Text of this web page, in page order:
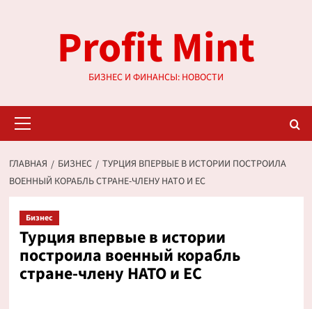
содержимомуProfit Mint
БИЗНЕС И ФИНАНСЫ: НОВОСТИ
меню
ГЛАВНАЯ БИЗНЕС
ТУРЦИЯ ВПЕРВЫЕ В ИСТОРИИ ПОСТРОИЛА
ВОЕННЫЙ КОРАБЛЬ СТРАНЕ-ЧЛЕНУ НАТО И ЕС
Бизнес
Турция впервые в истории
построила военный корабль
стране-члену НАТО и ЕС